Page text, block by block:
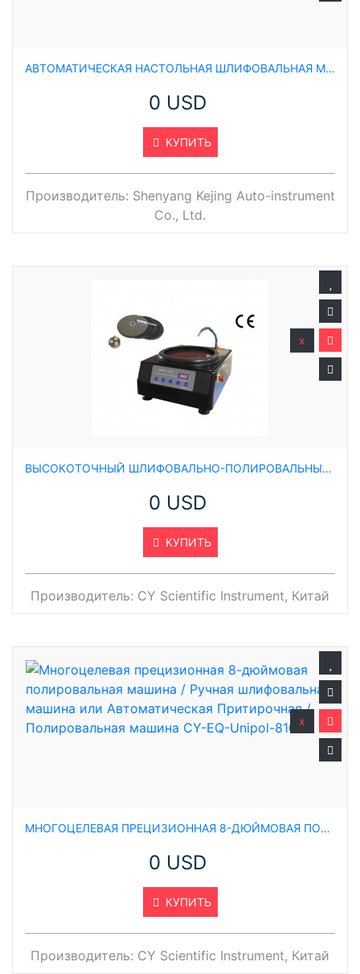
АВТОМАТИЧЕСКАЯ НАСТОЛЬНАЯ ШЛИФОВАЛЬНАЯ МАШИНА С 5-ДЮЙМОВОЙ АГАТОВОЙ СТУПКОЙ
0 USD
КУПИТЬ
Производитель: Shenyang Kejing Auto-instrument
Co., Ltd.
ВЫСОКОТОЧНЫЙ ШЛИФОВАЛЬНО-ПОЛИРОВАЛЬНЫЙ СТАНОК ДЛЯ ТЯЖЕЛЫХ УСЛОВИЙ ЭКСПЛУАТАЦИИ (12 ДЮЙМОВ) С КОМПЛЕКТОМ АКСЕССУАРОВ CY-EQ-UNIPOL-1210
0 USD
КУПИТЬ
x
Производитель: CY Scientific Instrument, Китай
МНОГОЦЕЛЕВАЯ ПРЕЦИЗИОННАЯ 8-ДЮЙМОВАЯ ПОЛИРОВАЛЬНАЯ МАШИНА / РУЧНАЯ ШЛИФОВАЛЬНАЯ МАШИНА ИЛИ АВТОМАТИЧЕСКАЯ ПРИТИРОЧНАЯ / ПОЛИРОВАЛЬНАЯ МАШИНА CY-EQ-UNIPOL-810
0 USD
КУПИТЬ
x
Производитель: CY Scientific Instrument, Китай